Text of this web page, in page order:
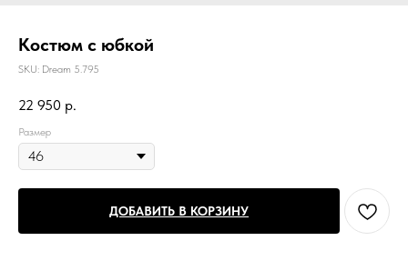
Костюм с юбкой
SKU: Dream 5.795
22 950 р.
Размер
ДОБАВИТЬ В КОРЗИНУ